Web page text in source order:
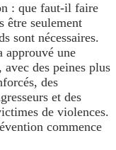
: que faut-il faire
être seulement
sont nécessaires.
approuvé une
des peines plus
des
et des
de violences.
commence